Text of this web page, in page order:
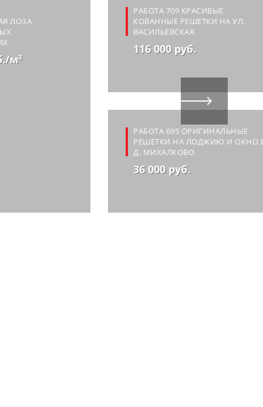
ЛОЗА
м²
РАБОТА 709 КРАСИВЫЕ
КОВАННЫЕ РЕШЕТКИ НА УЛ.
ВАСИЛЬЕВСКАЯ
116 000 руб.
РАБОТА 695 ОРИГИНАЛЬНЫЕ
РЕШЕТКИ НА ЛОДЖИЮ И ОКНО
Д. МИХАЛКОВО
36 000 руб.